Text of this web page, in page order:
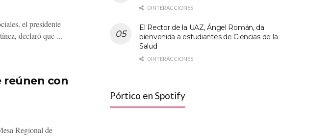
el presidente
declaró que ...
reúnen con
Regional de
0 INTERACCIONES
El Rector de la UAZ, Ángel Román, da
bienvenida a estudiantes de Ciencias de la
Salud
0 INTERACCIONES
Pórtico en Spotify